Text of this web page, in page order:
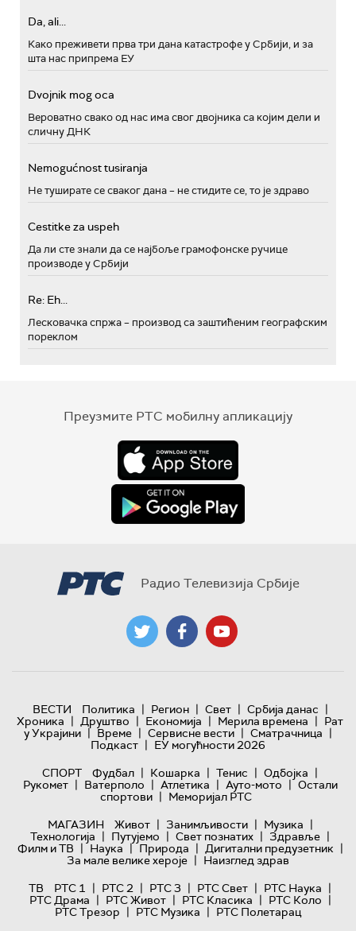
Da, ali...
Како преживети прва три дана катастрофе у Србији, и за
шта нас припрема ЕУ
Dvojnik mog oca
Вероватно свако од нас има свог двојника са којим дели и
сличну ДНК
Nemogućnost tusiranja
Не туширате се сваког дана – не стидите се, то је здраво
Cestitke za uspeh
Да ли сте знали да се најбоље грамофонске ручице
производе у Србији
Re: Eh...
Лесковачка спржа – производ са заштићеним географским
пореклом
Преузмите РТС мобилну апликацију
Радио Телевизија Србије
ВЕСТИ Политика | Регион | Свет | Србија данас |
Хроника | Друштво | Економија | Мерила времена | Рат
у Украјини | Време | Сервисне вести | Сматрачница |
Подкаст | ЕУ могућности 2026
СПОРТ
Фудбал | Кошарка | Тенис | Одбојка |
Рукомет | Ватерполо | Атлетика | Ауто-мото | Остали
спортови | Меморијал РТС
МАГАЗИН
Живот | Занимљивости | Музика |
Технологијa | Путујемо | Свет познатих | Здравље |
Филм и ТВ | Наука | Природа | Дигитални предузетник |
За мале велике хероје | Наизглед здрав
ТВ
РТС 1 | РТС 2 | РТС 3 | РТС Свет | РТС Наука |
РТС Драма | РТС Живот | РТС Класика | РТС Коло |
РТС Трезор | РТС Музика | РТС Полетарац